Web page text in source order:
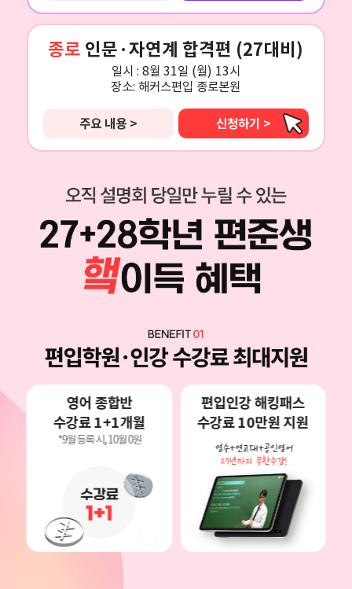
종로 인문·자연계 합격편 (27대비)
일시 : 8월 31일 (월) 13시
장소: 해커스편입 종로본원
주요 내용 > 신청하기 >
영어 종합반
수강료 1+1개월
*9월 등록 시, 10월 0원
편입인강 해킹패스
수강료 10만원 지원